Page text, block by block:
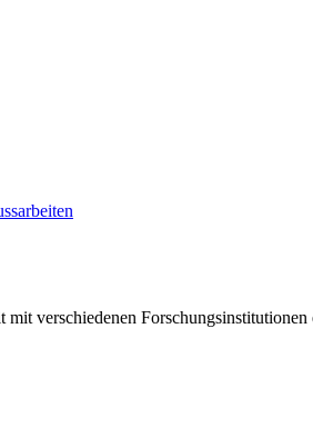
mit verschiedenen